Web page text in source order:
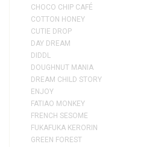
CHOCO CHIP CAFÉ
COTTON HONEY
CUTIE DROP
DAY DREAM
DIDDL
DOUGHNUT MANIA
DREAM CHILD STORY
ENJOY
FATIAO MONKEY
FRENCH SESOME
FUKAFUKA KERORIN
GREEN FOREST